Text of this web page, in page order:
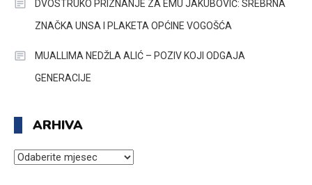
DVOSTRUKO PRIZNANJE ZA EMU JAKUBOVIĆ: SREBRNA
ZNAČKA UNSA I PLAKETA OPĆINE VOGOŠĆA
MUALLIMA NEDŽLA ALIĆ – POZIV KOJI ODGAJA
GENERACIJE
ARHIVA
ARHIVA